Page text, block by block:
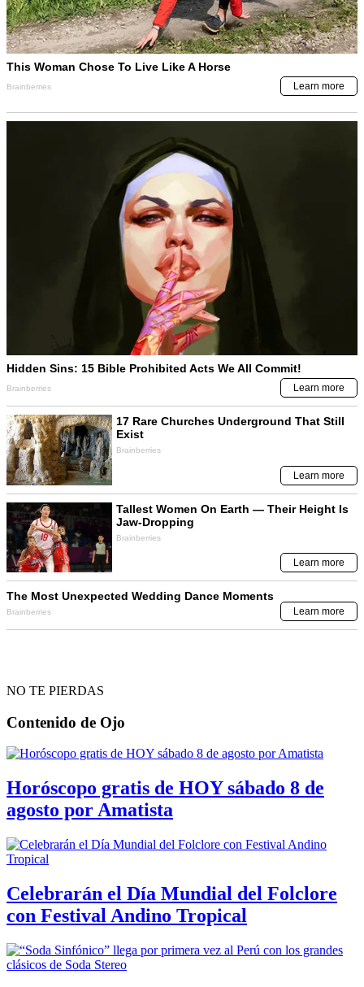
NO TE PIERDAS
Contenido de Ojo
Horóscopo gratis de HOY sábado 8 de
agosto por Amatista
Celebrarán el Día Mundial del Folclore
con Festival Andino Tropical